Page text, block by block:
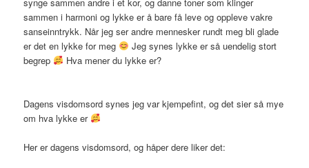
sammen i harmoni og lykke er å bare få leve og oppleve vakre
sanseinntrykk. Når jeg ser andre mennesker rundt meg bli glade
er det en lykke for meg
Jeg synes lykke er så uendelig stort
begrep
Hva mener du lykke er?
Dagens visdomsord synes jeg var kjempefint, og det sier så mye
om hva lykke er
Her er dagens visdomsord, og håper dere liker det: